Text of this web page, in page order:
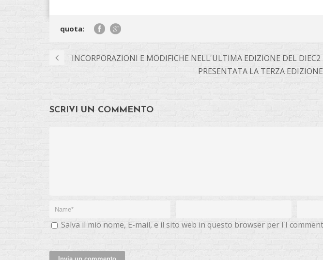
quota:
INCORPORAZIONI E MODIFICHE NELL'ULTIMA EDIZIONE DEL DIEC2
PRESENTATA LA TERZA
SCRIVI UN COMMENTO
Salva il mio nome, E-mail, e il sito web in questo browser per l'I